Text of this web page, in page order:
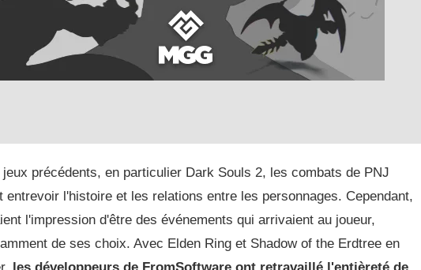
jeux précédents, en particulier Dark Souls 2, les combats de PNJ
entrevoir l'histoire et les relations entre les personnages. Cependant,
l'impression d'être des événements qui arrivaient au joueur,
de ses choix. Avec Elden Ring et Shadow of the Erdtree en